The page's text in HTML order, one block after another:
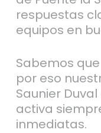
respuestas
equipos en
Sabemos
por eso
Saunier
activa
inmediatas.